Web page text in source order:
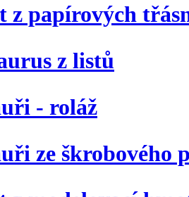
z papírových
z listů
- roláž
ze škrobového